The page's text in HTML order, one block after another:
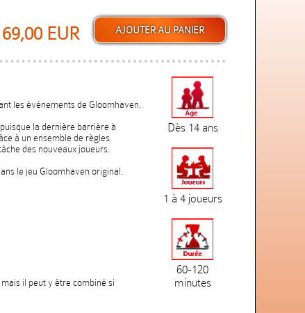
69,00 EUR
les événements de Gloomhaven.
la dernière barrière à
à un ensemble de règles
des nouveaux joueurs.
le jeu Gloomhaven original.
il peut y être combiné si
Dès 14 ans
1 à 4 joueurs
60-120
minutes